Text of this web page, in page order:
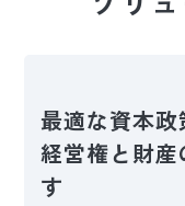
最適な資本政
経営権と財
す